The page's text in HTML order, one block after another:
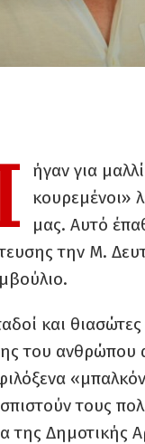
ήγαν για
κουρεμένοι»
μας. Αυτό
την Μ.
και θιασώτες
του
τους
της Δημοτικής